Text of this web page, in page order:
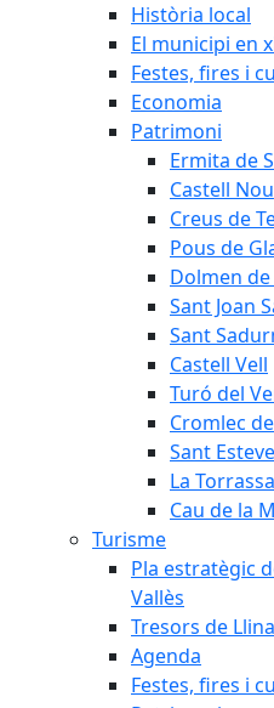
Història local
El municipi en
Festes, fires i
Economia
Patrimoni
Ermita de
Castell Nou
Creus de
Pous de
Dolmen
Sant Joan
Sant
Castell Vell
Turó del
Cromlec
Sant
La Torrassa
Cau de la
Turisme
Pla estratègic
Vallès
Tresors de
Agenda
Festes, fires i